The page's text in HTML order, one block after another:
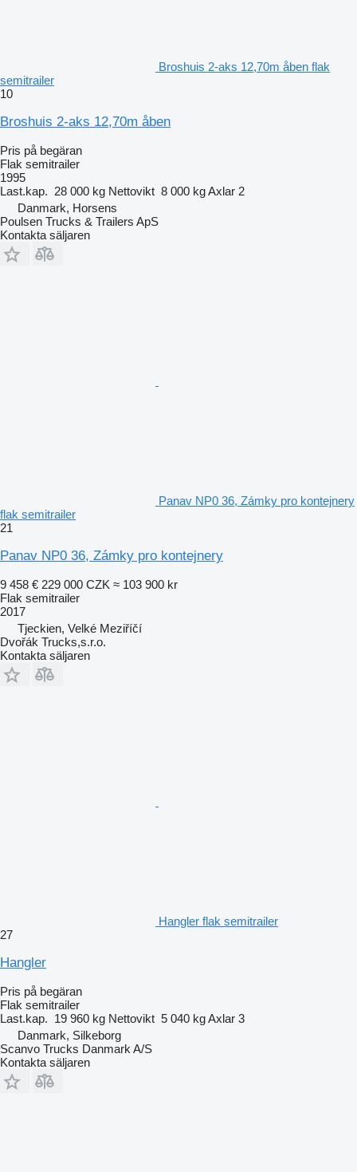
Broshuis 2-aks 12,70m åben flak
semitrailer
10
Broshuis 2-aks 12,70m åben
Pris på begäran
Flak semitrailer
1995
Last.kap. 28 000 kg Nettovikt 8 000 kgAxlar 2
Danmark, Horsens
Poulsen Trucks & Trailers ApS
Kontakta säljaren
Panav NP0 36, Zámky pro kontejnery
flak semitrailer
21
Panav NP0 36, Zámky pro kontejnery
9 458 € 229 000 CZK ≈ 103 900 kr
Flak semitrailer
2017
Tjeckien, Velké Meziříčí
Dvořák Trucks,s.r.o.
Kontakta säljaren
Hangler flak semitrailer
27
Hangler
Pris på begäran
Flak semitrailer
Last.kap. 19 960 kg Nettovikt 5 040 kgAxlar 3
Danmark, Silkeborg
Scanvo Trucks Danmark A/S
Kontakta säljaren